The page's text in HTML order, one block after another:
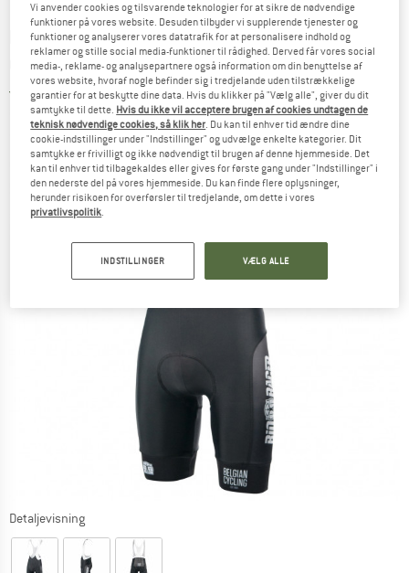
BIORACER -Belgium Bibshort 2.0 -
Cykelbukser
4,0(1)
Detaljevisning
Vi anvender cookies og tilsvarende teknologier for at sikre de nødvendige
funktioner på vores website. Desuden tilbyder vi supplerende tjenester og
funktioner og analyserer vores datatrafik for at personalisere indhold og
reklamer og stille social media-funktioner til rådighed. Derved får vores social
media-, reklame- og analysepartnere også information om din benyttelse af
vores website, hvoraf nogle befinder sig i tredjelande uden tilstrækkelige
garantier for at beskytte dine data. Hvis du klikker på "Vælg alle", giver du dit
samtykke til dette. Hvis du ikke vil acceptere brugen af cookies undtagen de
teknisk nødvendige cookies, så klik her. Du kan til enhver tid ændre dine
cookie-indstillinger under "Indstillinger" og udvælge enkelte kategorier. Dit
samtykke er frivilligt og ikke nødvendigt til brugen af denne hjemmeside. Det
kan til enhver tid tilbagekaldes eller gives for første gang under "Indstillinger" i
den nederste del på vores hjemmeside. Du kan finde flere oplysninger,
herunder risikoen for overførsler til tredjelande, om dette i vores
privatlivspolitik.
INDSTILLINGER VÆLG ALLE